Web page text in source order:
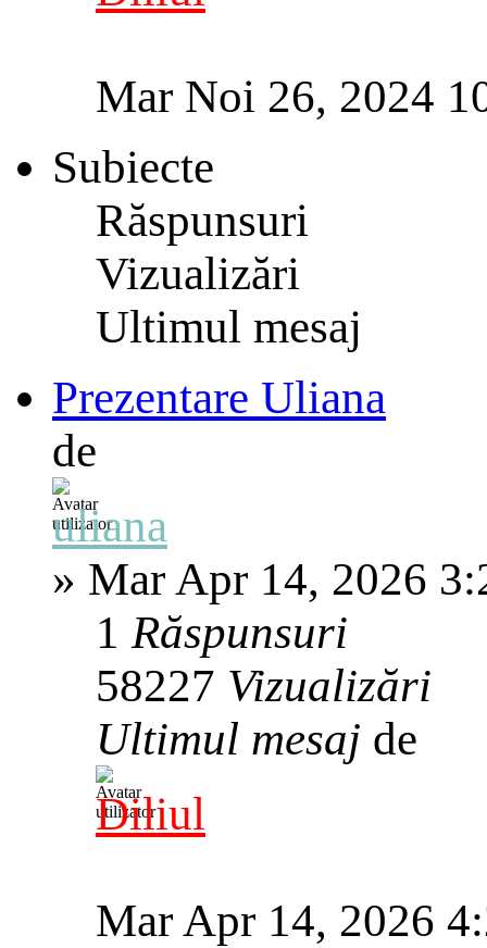
Mar Noi 26, 2024
Subiecte
Răspunsuri
Vizualizări
Ultimul mesaj
Prezentare Uliana
de
uliana
» Mar Apr 14, 2026
1Răspunsuri
58227 Vizualizări
Ultimul mesaj de
Diliul
Mar Apr 14, 2026